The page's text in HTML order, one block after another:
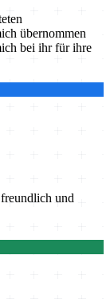
übernommen
bei ihr für ihre
und